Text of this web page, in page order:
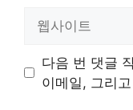
트
다음 번 댓글
이메일, 그리